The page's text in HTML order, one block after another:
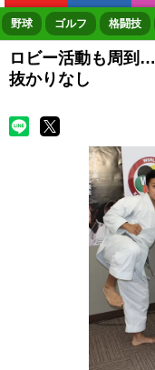
ボートレース 競輪
野球 ゴルフ 格闘技
ロビー活動も周到
抜かりなし